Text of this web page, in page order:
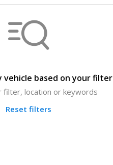
vehicle based on your filter
filter, location or keywords
Reset filters